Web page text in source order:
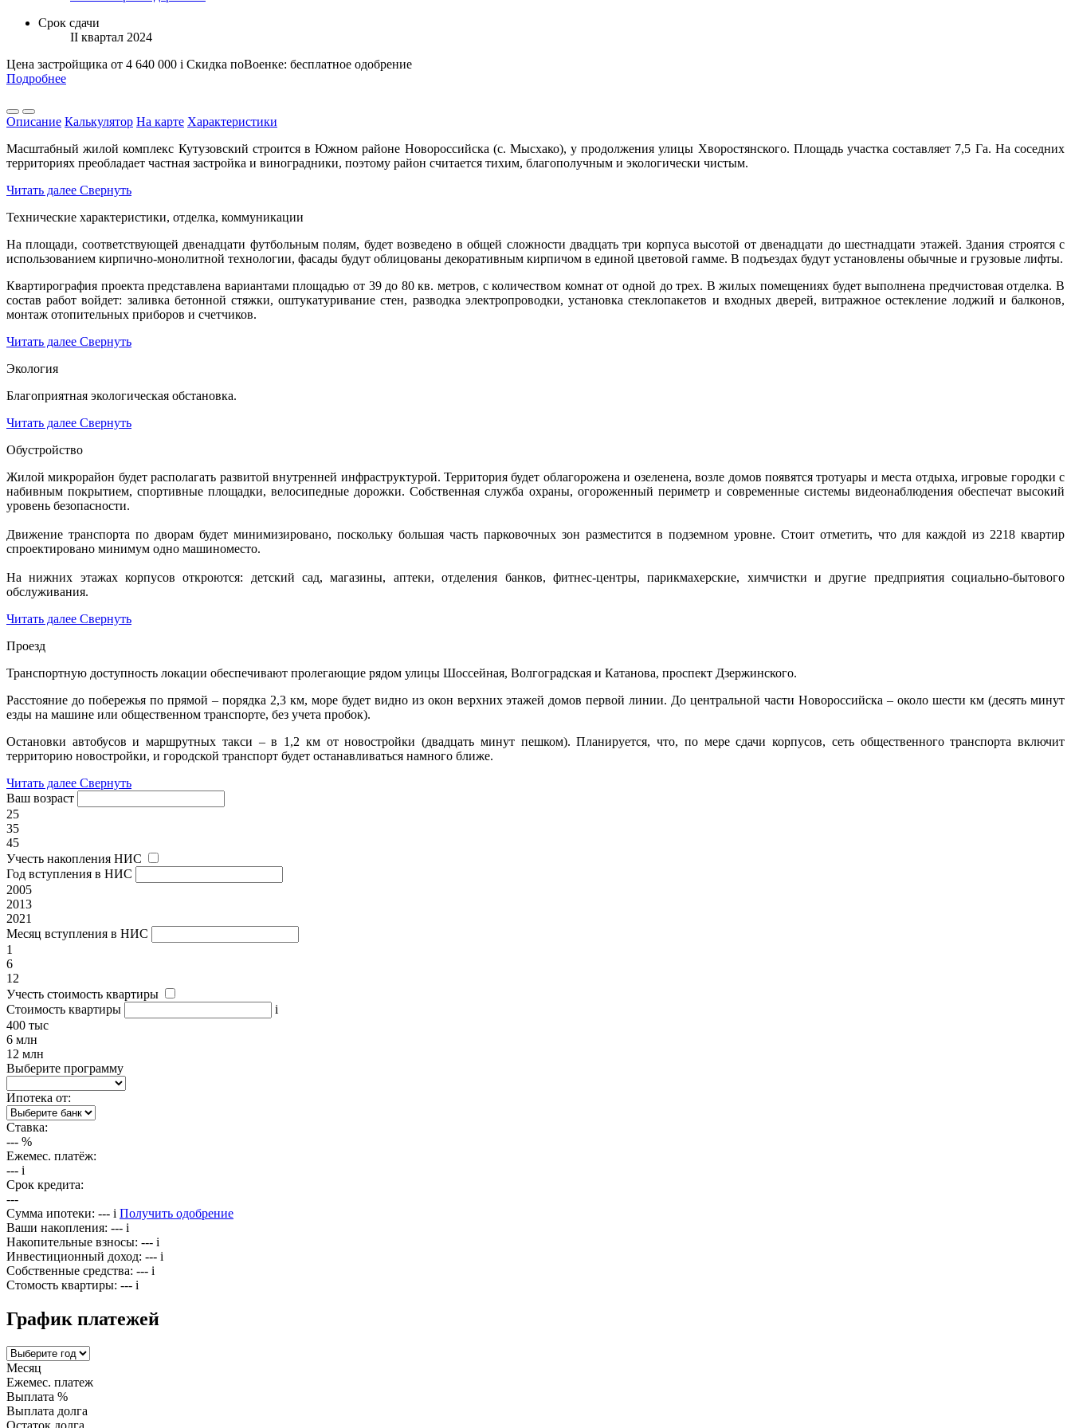
Срок сдачи
II квартал 2024
Цена застройщика от 4 640 000 i Скидка поВоенке: бесплатное одобрение
Подробнее
Описание Калькулятор На карте Характеристики
Масштабный жилой комплекс Кутузовский строится в Южном районе Новороссийска (с. Мысхако), у продолжения улицы Хворостянского. Площадь участка составляет 7,5 Га. На соседних
территориях преобладает частная застройка и виноградники, поэтому район считается тихим, благополучным и экологически чистым.
Читать далее Свернуть
Технические характеристики, отделка, коммуникации
На площади, соответствующей двенадцати футбольным полям, будет возведено в общей сложности двадцать три корпуса высотой от двенадцати до шестнадцати этажей. Здания строятся с
использованием кирпично-монолитной технологии, фасады будут облицованы декоративным кирпичом в единой цветовой гамме. В подъездах будут установлены обычные и грузовые лифты.
Квартирография проекта представлена вариантами площадью от 39 до 80 кв. метров, с количеством комнат от одной до трех. В жилых помещениях будет выполнена предчистовая отделка. В
состав работ войдет: заливка бетонной стяжки, оштукатуривание стен, разводка электропроводки, установка стеклопакетов и входных дверей, витражное остекление лоджий и балконов,
монтаж отопительных приборов и счетчиков.
Читать далее Свернуть
Экология
Благоприятная экологическая обстановка.
Читать далее Свернуть
Обустройство
Жилой микрорайон будет располагать развитой внутренней инфраструктурой. Территория будет облагорожена и озеленена, возле домов появятся тротуары и места отдыха, игровые городки с
набивным покрытием, спортивные площадки, велосипедные дорожки. Собственная служба охраны, огороженный периметр и современные системы видеонаблюдения обеспечат высокий
уровень безопасности.
Движение транспорта по дворам будет минимизировано, поскольку большая часть парковочных зон разместится в подземном уровне. Стоит отметить, что для каждой из 2218 квартир
спроектировано минимум одно машиноместо.
На нижних этажах корпусов откроются: детский сад, магазины, аптеки, отделения банков, фитнес-центры, парикмахерские, химчистки и другие предприятия социально-бытового
обслуживания.
Читать далее Свернуть
Проезд
Транспортную доступность локации обеспечивают пролегающие рядом улицы Шоссейная, Волгоградская и Катанова, проспект Дзержинского.
Расстояние до побережья по прямой – порядка 2,3 км, море будет видно из окон верхних этажей домов первой линии. До центральной части Новороссийска – около шести км (десять минут
езды на машине или общественном транспорте, без учета пробок).
Остановки автобусов и маршрутных такси – в 1,2 км от новостройки (двадцать минут пешком). Планируется, что, по мере сдачи корпусов, сеть общественного транспорта включит
территорию новостройки, и городской транспорт будет останавливаться намного ближе.
Читать далее Свернуть
Ваш возраст
25
35
45
Учесть накопления НИС
Год вступления в НИС
2005
2013
2021
Месяц вступления в НИС
1
6
12
Учесть стоимость квартиры
Стоимость квартиры
i
400 тыс
6 млн
12 млн
Выберите программу
Ипотека от:
Ставка:
--- %
Ежемес. платёж:
--- i
Срок кредита:
---
Сумма ипотеки: --- i Получить одобрение
Ваши накопления: --- i
Накопительные взносы: --- i
Инвестиционный доход: --- i
Собственные средства: --- i
Стомость квартиры: --- i
График платежей
Месяц
Ежемес. платеж
Выплата %
Выплата долга
Остаток долга